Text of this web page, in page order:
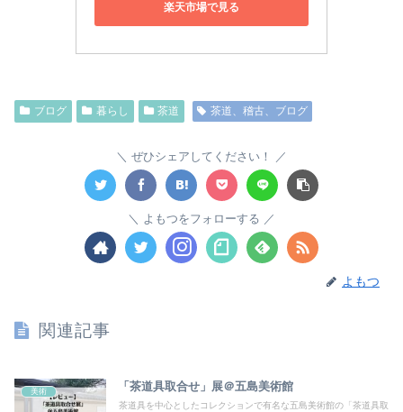
楽天市場で見る
ブログ 暮らし 茶道 茶道、稽古、ブログ
ぜひシェアしてください！
よもつをフォローする
よもつ
関連記事
美術 「茶道具取合せ」展＠五島美術館
茶道具を中心としたコレクションで有名な五島美術館の「茶道具取